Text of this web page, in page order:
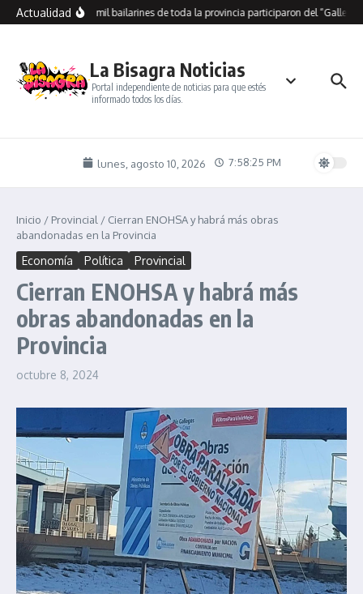
Saltar al contenido
ActualidadMás de mil bailarines de toda la provincia participaron del “Gallegos
La Bisagra Noticias
Portal independiente de noticias para que estés
informado todos los días.
lunes, agosto 10, 2026 7:58:26 PM
Inicio / Provincial / Cierran ENOHSA y habrá más obras
abandonadas en la Provincia
Economía Política Provincial
Cierran ENOHSA y habrá más
obras abandonadas en la
Provincia
octubre 8, 2024